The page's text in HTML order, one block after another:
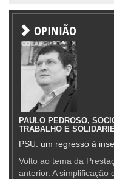
OPINIÃO
PAULO PEDROSO,
TRABALHO E
PSU: um regresso à
Volto ao tema da
anterior. A simplificação